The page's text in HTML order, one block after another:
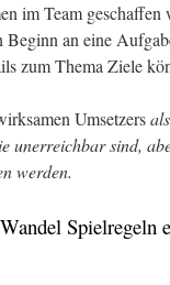
im Team
an eine
zum Thema Ziele
Umsetzersals
unerreichbar sind,
werden.
Spielregeln